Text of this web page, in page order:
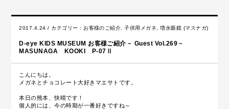
2017.4.24 / カテゴリー： お客様のご紹介 ,子供用メガネ ,増永眼鏡 (マスナガ)
D-eye KIDS MUSEUM お客様ご紹介－ Guest Vol.269－
MASUNAGA KOOKI P-07Ⅱ
こんにちは。
メガネとチョコレート大好きマエサトです。
本日の熊本、快晴です！
個人的には、今の時期が一番好きですね～